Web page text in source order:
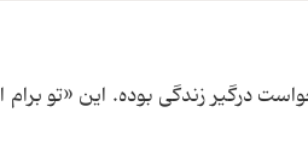
درگیر زندگی بوده. این «تو